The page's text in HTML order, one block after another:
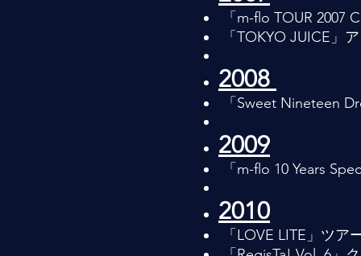
「m-flo TOUR 2007
「TOKYO JUICE」
2008
「Sweet Nineteen
2009
「m-flo 10 Years
2010
「LOVE LITE」ツ